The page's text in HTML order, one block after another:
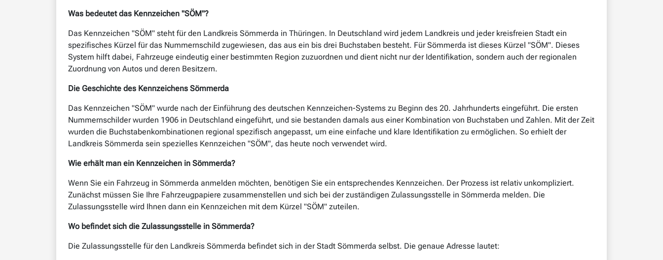
Was bedeutet das Kennzeichen "SÖM"?
Das Kennzeichen "SÖM" steht für den Landkreis Sömmerda in Thüringen. In Deutschland wird jedem Landkreis und jeder kreisfreien Stadt ein
spezifisches Kürzel für das Nummernschild zugewiesen, das aus ein bis drei Buchstaben besteht. Für Sömmerda ist dieses Kürzel "SÖM". Dieses
System hilft dabei, Fahrzeuge eindeutig einer bestimmten Region zuzuordnen und dient nicht nur der Identifikation, sondern auch der regionalen
Zuordnung von Autos und deren Besitzern.
Die Geschichte des Kennzeichens Sömmerda
Das Kennzeichen "SÖM" wurde nach der Einführung des deutschen Kennzeichen-Systems zu Beginn des 20. Jahrhunderts eingeführt. Die ersten
Nummernschilder wurden 1906 in Deutschland eingeführt, und sie bestanden damals aus einer Kombination von Buchstaben und Zahlen. Mit der Zeit
wurden die Buchstabenkombinationen regional spezifisch angepasst, um eine einfache und klare Identifikation zu ermöglichen. So erhielt der
Landkreis Sömmerda sein spezielles Kennzeichen "SÖM", das heute noch verwendet wird.
Wie erhält man ein Kennzeichen in Sömmerda?
Wenn Sie ein Fahrzeug in Sömmerda anmelden möchten, benötigen Sie ein entsprechendes Kennzeichen. Der Prozess ist relativ unkompliziert.
Zunächst müssen Sie Ihre Fahrzeugpapiere zusammenstellen und sich bei der zuständigen Zulassungsstelle in Sömmerda melden. Die
Zulassungsstelle wird Ihnen dann ein Kennzeichen mit dem Kürzel "SÖM" zuteilen.
Wo befindet sich die Zulassungsstelle in Sömmerda?
Die Zulassungsstelle für den Landkreis Sömmerda befindet sich in der Stadt Sömmerda selbst. Die genaue Adresse lautet: